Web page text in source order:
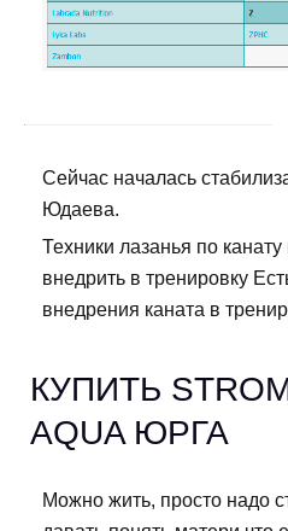
Сейчас началась
Юдаева.
Техники лазанья по
внедрить в тренировку
внедрения каната в
КУПИТЬ
AQUA ЮРГА
Можно жить, просто надо